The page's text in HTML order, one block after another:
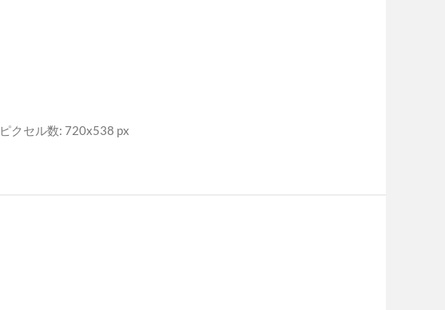
ピクセル数: 720x538 px